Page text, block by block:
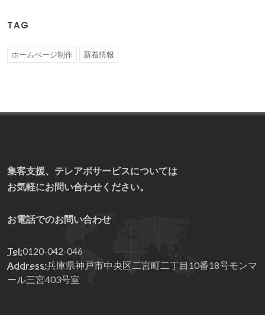
TAG
ホームぺージ制作 新着情報
集客支援、テレアポサービスについては
お気軽にお問い合わせください。
お電話でのお問い合わせ
Tel:0120-042-046
Address:兵庫県神戸市中央区二宮町二丁目10番18号モンマ
ール三宮403号室